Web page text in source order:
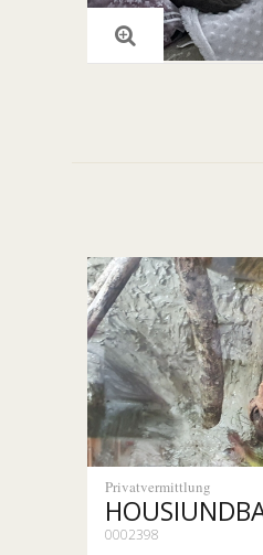
Privatvermittlung
0002398